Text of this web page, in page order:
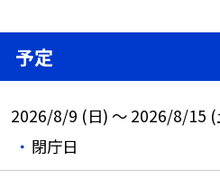
予定
2026/8/9 (日) ～ 2026/8/15 (
閉庁日